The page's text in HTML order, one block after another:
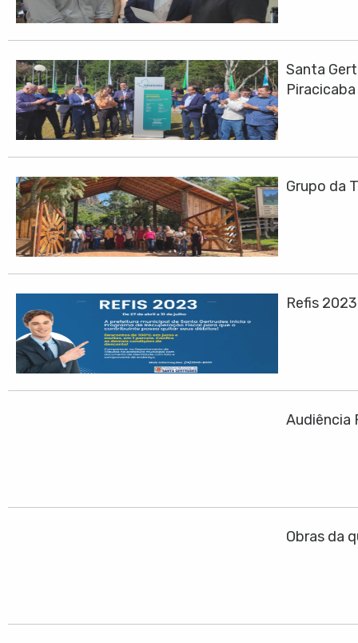
Santa
Piracicaba
Grupo da
Refis
Audiência
Obras da